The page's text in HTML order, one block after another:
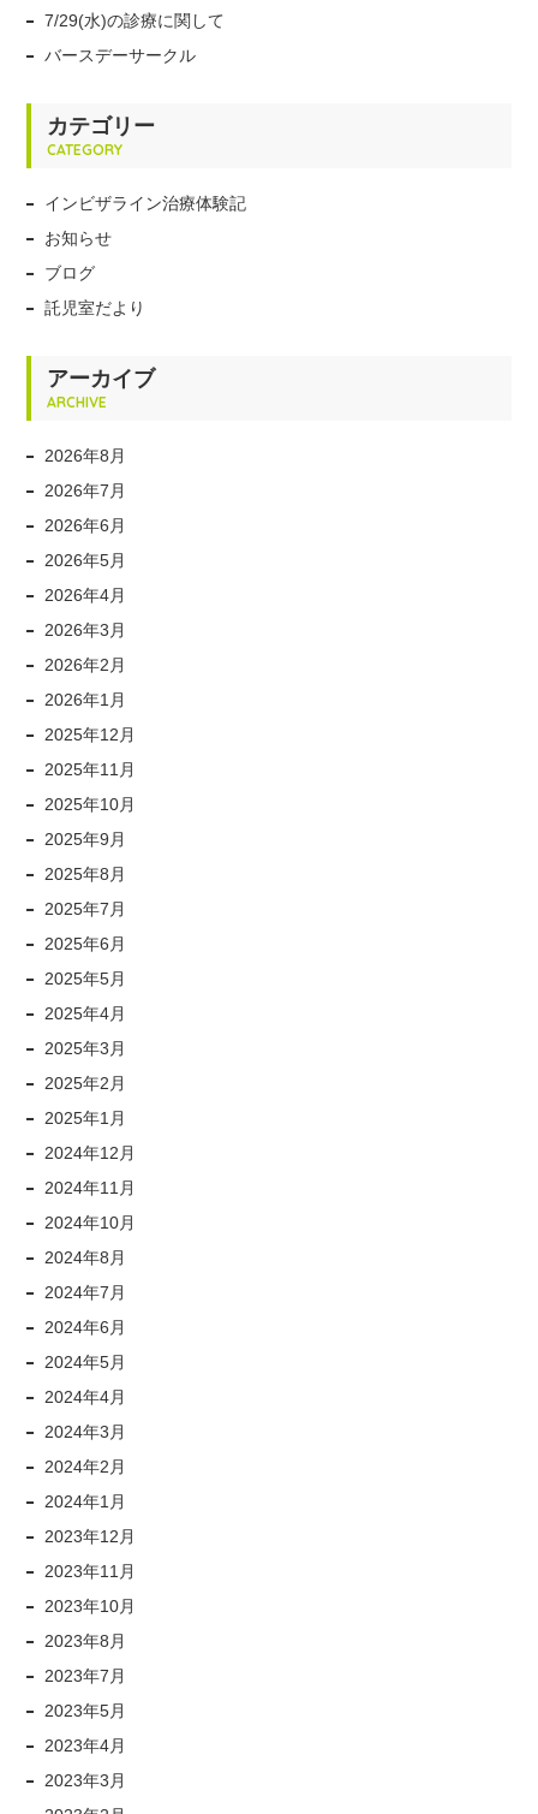
7/29(水)の診療に関して
バースデーサークル
カテゴリー
CATEGORY
インビザライン治療体験記
お知らせ
ブログ
託児室だより
アーカイブ
ARCHIVE
2026年8月
2026年7月
2026年6月
2026年5月
2026年4月
2026年3月
2026年2月
2026年1月
2025年12月
2025年11月
2025年10月
2025年9月
2025年8月
2025年7月
2025年6月
2025年5月
2025年4月
2025年3月
2025年2月
2025年1月
2024年12月
2024年11月
2024年10月
2024年8月
2024年7月
2024年6月
2024年5月
2024年4月
2024年3月
2024年2月
2024年1月
2023年12月
2023年11月
2023年10月
2023年8月
2023年7月
2023年5月
2023年4月
2023年3月